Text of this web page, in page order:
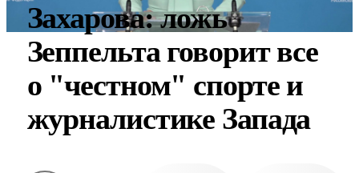
Захарова: ложь
Зеппельта говорит все
о "честном" спорте и
журналистике Запада